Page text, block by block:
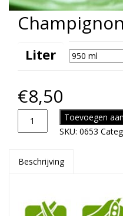
Liter
€8,50
Toevoegen
SKU: 0653
Beschrijving